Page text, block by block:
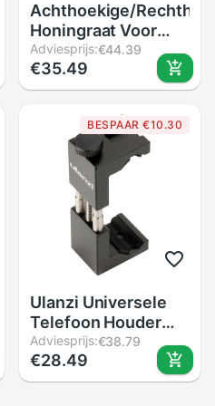
Achthoekige/
Honingraat Voor
40X40 50X50
60X60 80X80
50X70 60X90 80 95
120 Cm P90L P90H
P120L P120H
Paraplu Softbox
Adviesprijs:€44.39
€35.49
BESPAAR €10.30
Ulanzi Universele
Telefoon Houder
1/4 "Schroef Mount
Hoogte Verstelbare
Smartphone Holder
Adviesprijs:€38.79
€28.49